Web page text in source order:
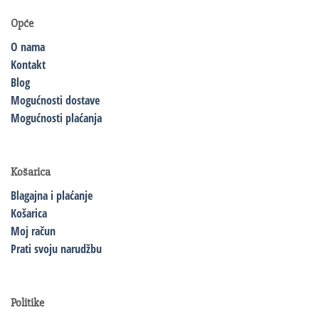
Opće
O nama
Kontakt
Blog
Mogućnosti dostave
Mogućnosti plaćanja
Košarica
Blagajna i plaćanje
Košarica
Moj račun
Prati svoju narudžbu
Politike